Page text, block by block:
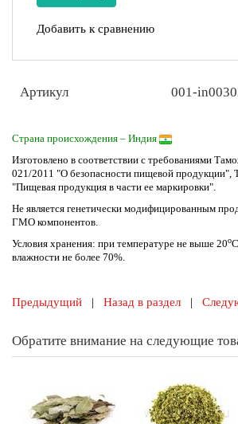
Добавить к сравнению
Артикул 001-
Страна происхождения – Индия
Изготовлено в соответствии с требованиями
021/2011 "О безопасности пищевой продукции",
"Пищевая продукция в части ее маркировки".
Не является генетически модифицированным
ГМО компонентов.
Условия хранения: при температуре не выше 20о
влажности не более 70%.
Предыдущий | Назад в раздел |
Обратите внимание на следующие